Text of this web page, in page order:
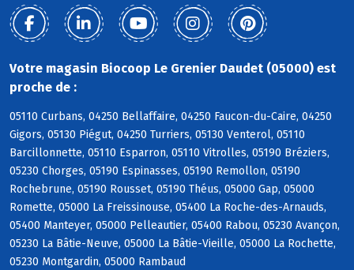
Votre magasin Biocoop Le Grenier Daudet (05000) est
proche de :
05110 Curbans, 04250 Bellaffaire, 04250 Faucon-du-Caire, 04250
Gigors, 05130 Piégut, 04250 Turriers, 05130 Venterol, 05110
Barcillonnette, 05110 Esparron, 05110 Vitrolles, 05190 Bréziers,
05230 Chorges, 05190 Espinasses, 05190 Remollon, 05190
Rochebrune, 05190 Rousset, 05190 Théus, 05000 Gap, 05000
Romette, 05000 La Freissinouse, 05400 La Roche-des-Arnauds,
05400 Manteyer, 05000 Pelleautier, 05400 Rabou, 05230 Avançon,
05230 La Bâtie-Neuve, 05000 La Bâtie-Vieille, 05000 La Rochette,
05230 Montgardin, 05000 Rambaud